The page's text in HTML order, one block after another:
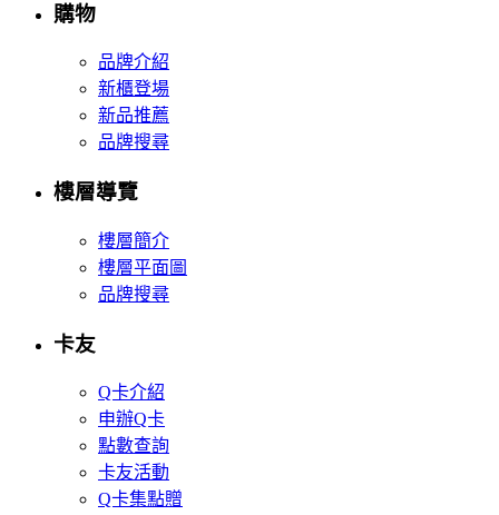
購物
品牌介紹
新櫃登場
新品推薦
品牌搜尋
樓層導覽
樓層簡介
樓層平面圖
品牌搜尋
卡友
Q卡介紹
申辦Q卡
點數查詢
卡友活動
Q卡集點贈